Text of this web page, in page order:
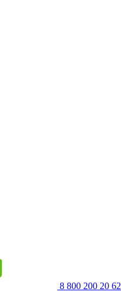
8 800 200 20 62